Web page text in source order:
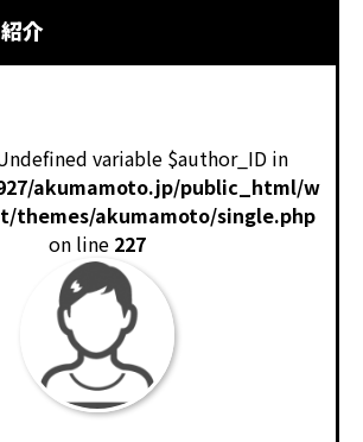
介
variable $author_ID in
akumamoto.jp/public_html/w
themes/akumamoto/single.php
on line 227